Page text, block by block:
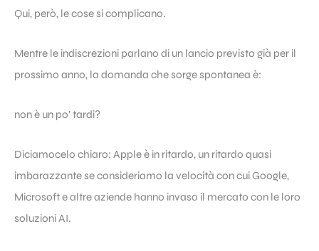
Qui, però, le cose si complicano.
Mentre le indiscrezioni parlano di un lancio previsto già per il
prossimo anno, la domanda che sorge spontanea è:
non è un po’ tardi?
Diciamocelo chiaro: Apple è in ritardo, un ritardo quasi
imbarazzante se consideriamo la velocità con cui Google,
Microsoft e altre aziende hanno invaso il mercato con le loro
soluzioni AI.